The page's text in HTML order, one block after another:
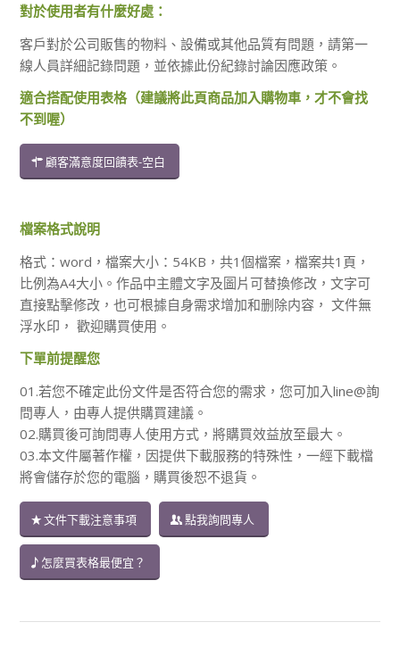
對於使用者有什麼好處：
客戶對於公司販售的物料、設備或其他品質有問題，請第一
線人員詳細記錄問題，並依據此份紀錄討論因應政策。
適合搭配使用表格（建議將此頁商品加入購物車，才不會找
不到喔）
顧客滿意度回饋表-空白
檔案格式說明
格式：word，檔案大小：54KB，共1個檔案，檔案共1頁，
比例為A4大小。作品中主體文字及圖片可替換修改，文字可
直接點擊修改，也可根據自身需求增加和删除内容， 文件無
浮水印， 歡迎購買使用。
下單前提醒您
01.若您不確定此份文件是否符合您的需求，您可加入line@詢
問專人，由專人提供購買建議。
02.購買後可詢問專人使用方式，將購買效益放至最大。
03.本文件屬著作權，因提供下載服務的特殊性，一經下載檔
將會儲存於您的電腦，購買後恕不退貨。
文件下載注意事項 點我詢問專人
怎麼買表格最便宜？